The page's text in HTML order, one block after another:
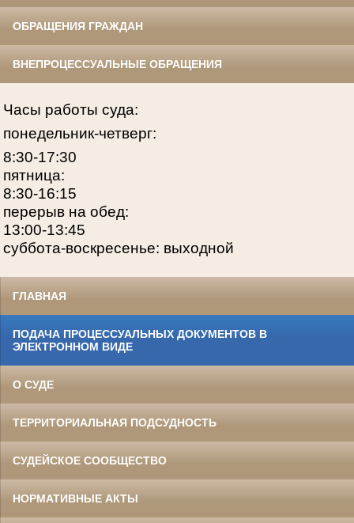
ОБРАЩЕНИЯ ГРАЖДАН
ВНЕПРОЦЕССУАЛЬНЫЕ ОБРАЩЕНИЯ
Часы работы суда:
понедельник-четверг:
8:30-17:30
пятница:
8:30-16:15
перерыв на обед:
13:00-13:45
суббота-воскресенье: выходной
ГЛАВНАЯ
ПОДАЧА ПРОЦЕССУАЛЬНЫХ ДОКУМЕНТОВ В
ЭЛЕКТРОННОМ ВИДЕ
О СУДЕ
ТЕРРИТОРИАЛЬНАЯ ПОДСУДНОСТЬ
СУДЕЙСКОЕ СООБЩЕСТВО
НОРМАТИВНЫЕ АКТЫ